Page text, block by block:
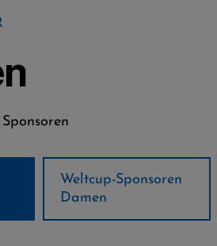
Weltcup-Sponsoren
Herren